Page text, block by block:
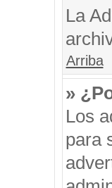
La
Arriba
»
Los
para